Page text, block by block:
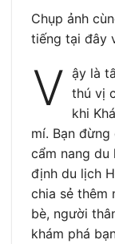
Chụp ảnh
tiếng tại đây
V ậy là
thú vị
khi
mí. Bạn
cẩm nang du
định du lịch
chia sẻ thêm
bè, người
khám phá